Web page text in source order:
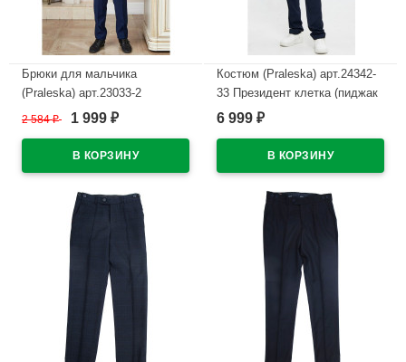
Брюки для мальчика
(Praleska) арт.23033-2
Президент 3 полнота
ряд 28/122-46/182 цвет синий
2 584₽ 1 999 ₽
Костюм (Praleska) арт.24342-
33 Президент клетка (пиджак
классический/брюки
30/122-46/176 цвет синий
6 999 ₽